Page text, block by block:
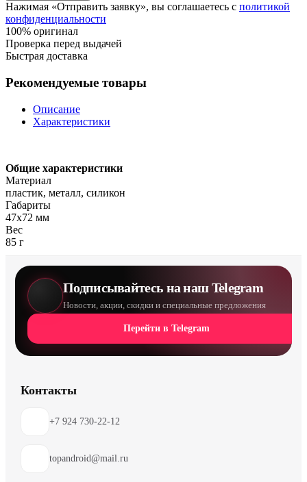
Нажимая «Отправить заявку», вы соглашаетесь с политикой
конфиденциальности
100% оригинал
Проверка перед выдачей
Быстрая доставка
Рекомендуемые товары
Описание
Характеристики
Общие характеристики
Материал
пластик, металл, силикон
Габариты
47х72 мм
Вес
85 г
Подписывайтесь на наш Telegram
Новости, акции, скидки и специальные предложения
Перейти в Telegram
Контакты
+7 924 730-22-12
topandroid@mail.ru